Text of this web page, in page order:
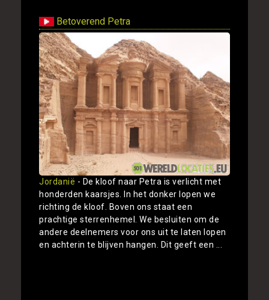
Betoverend Petra
Jordanië - De kloof naar Petra is verlicht met
honderden kaarsjes. In het donker lopen we
richting de kloof. Boven ons staat een
prachtige sterrenhemel. We besluiten om de
andere deelnemers voor ons uit te laten lopen
en achterin te blijven hangen. Dit geeft een ...